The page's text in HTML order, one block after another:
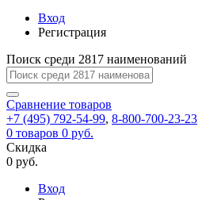
завершения
регистрации.
Ок
Запомнить
меня
Забыли
ссылку
указанный
электронный
перейдя
по
которой
вы
задать
ссылка.
Перейдите
по
для
смены
пароля.
Сменить
Сообщение
пользовательского
Вход
Регистрация
Поиск среди 2817 наименований
Сравнение товаров
+7 (495) 792-54-99, 8-800-700-23-23
0 товаров 0 руб.
Скидка
0 руб.
Вход